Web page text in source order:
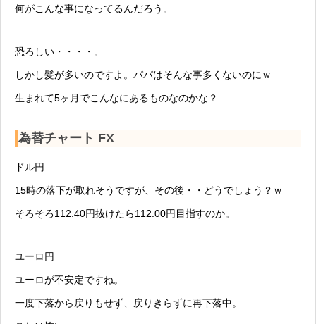
何がこんな事になってるんだろう。
恐ろしい・・・・。
しかし髪が多いのですよ。パパはそんな事多くないのにｗ
生まれて5ヶ月でこんなにあるものなのかな？
為替チャート FX
ドル円
15時の落下が取れそうですが、その後・・どうでしょう？ｗ
そろそろ112.40円抜けたら112.00円目指すのか。
ユーロ円
ユーロが不安定ですね。
一度下落から戻りもせず、戻りきらずに再下落中。